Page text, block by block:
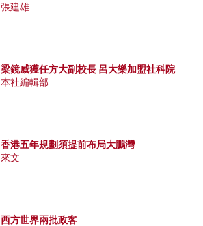
張建雄
梁鏡威獲任方大副校長 呂大樂加盟社科院
本社編輯部
香港五年規劃須提前布局大鵬灣
來文
西方世界兩批政客